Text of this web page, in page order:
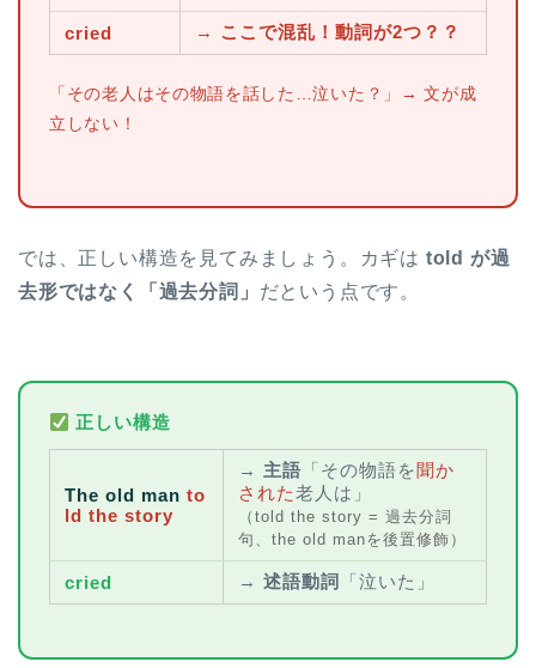
cried → ここで混乱！動詞が2つ？？
「その老人はその物語を話した…泣いた？」→ 文が成
立しない！
では、正しい構造を見てみましょう。カギは told が過
去形ではなく「過去分詞」 だという点です。
正しい構造
The old man to
ld the story
→ 主語 「その物語を聞か
された老人は」
（told the story = 過去分詞
句、the old manを後置修飾）
cried → 述語動詞 「泣いた」